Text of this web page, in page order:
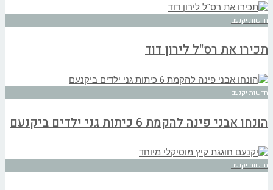
חדשות יקנעם
תכירו את רס"ל לירון דוד
חדשות יקנעם
הונחו אבני פינה להקמת 6 כיתות גני ילדים ביקנעם
חדשות יקנעם